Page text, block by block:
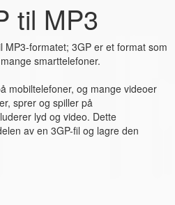
til MP3
MP3-formatet; 3GP er et format som
smarttelefoner.
mobiltelefoner, og mange videoer
sprer og spiller på
lyd og video. Dette
av en 3GP-fil og lagre den